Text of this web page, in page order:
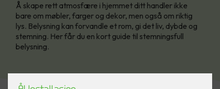
Å skape rett atmosfære i hjemmet ditt handler ikke
bare om møbler, farger og dekor, men også om riktig
lys. Belysning kan forvandle et rom, gi det liv, dybde og
stemning. Her får du en kort guide til stemningsfull
belysning.